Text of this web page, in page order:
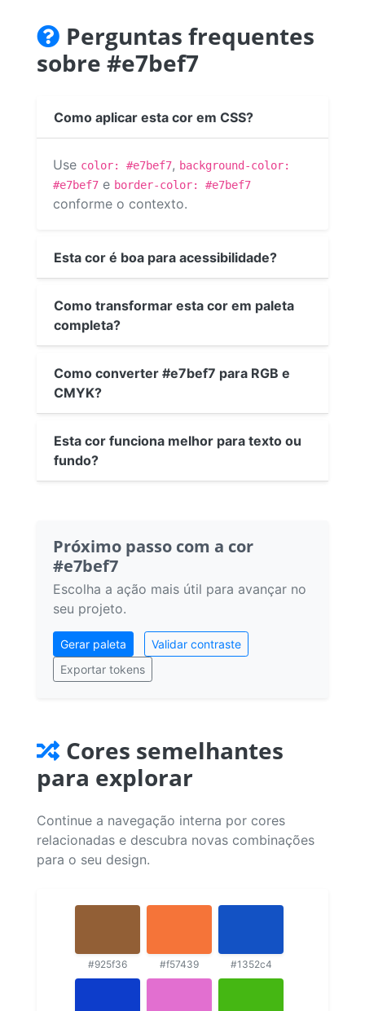
Perguntas frequentes
sobre #e7bef7
Como aplicar esta cor em CSS?
Use color: #e7bef7, background-color:
#e7bef7 e border-color: #e7bef7
conforme o contexto.
Esta cor é boa para acessibilidade?
Como transformar esta cor em paleta
completa?
Como converter #e7bef7 para RGB e
CMYK?
Esta cor funciona melhor para texto ou
fundo?
Próximo passo com a cor
#e7bef7
Escolha a ação mais útil para avançar no
seu projeto.
Gerar paleta
Validar contraste
Exportar tokens
Cores semelhantes
para explorar
Continue a navegação interna por cores
relacionadas e descubra novas combinações
para o seu design.
#925f36 #f57439 #1352c4